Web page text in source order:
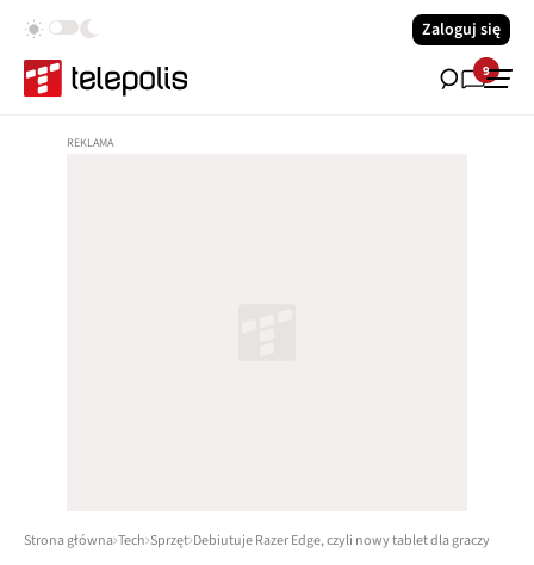
Zaloguj się
9
Strona główna Tech Sprzęt Debiutuje Razer Edge, czyli nowy tablet dla graczy